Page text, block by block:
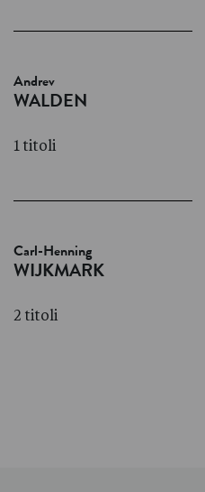
Andrev
WALDEN
1 titoli
Carl-Henning
WIJKMARK
2 titoli